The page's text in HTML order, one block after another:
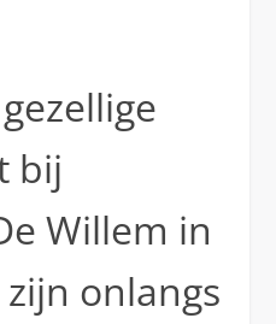
bij
Willem in
onlangs